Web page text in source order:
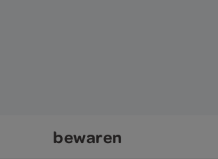
bewaren